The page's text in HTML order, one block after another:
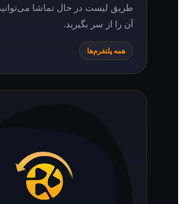
طریق لیست در حال تماشا می‌توانید دوباره
آن را از سر بگیرید.
همه پلتفرم‌ها